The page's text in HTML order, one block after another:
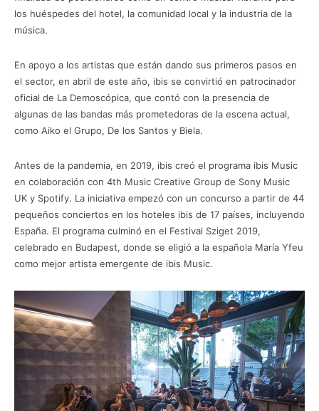
los huéspedes del hotel, la comunidad local y la industria de la
música.
En apoyo a los artistas que están dando sus primeros pasos en
el sector, en abril de este año, ibis se convirtió en patrocinador
oficial de La Demoscópica, que contó con la presencia de
algunas de las bandas más prometedoras de la escena actual,
como Aiko el Grupo, De los Santos y Biela.
Antes de la pandemia, en 2019, ibis creó el programa ibis Music
en colaboración con 4th Music Creative Group de Sony Music
UK y Spotify. La iniciativa empezó con un concurso a partir de 44
pequeños conciertos en los hoteles ibis de 17 países, incluyendo
España. El programa culminó en el Festival Sziget 2019,
celebrado en Budapest, donde se eligió a la española María Yfeu
como mejor artista emergente de ibis Music.